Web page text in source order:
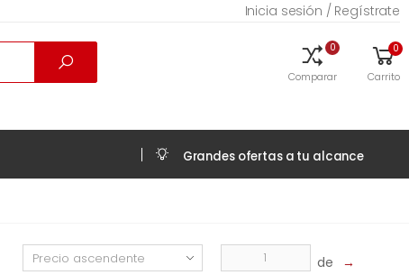
Inicia sesión / Regístrate
0
Comparar
0
Carrito
Grandes ofertas a tu alcance
de →